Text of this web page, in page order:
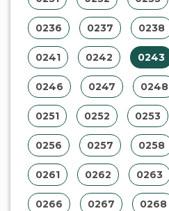
0236 0237 0238
0241 0242 0243
0246 0247 0248
0251 0252 0253
0256 0257 0258
0261 0262 0263
0266 0267 0268